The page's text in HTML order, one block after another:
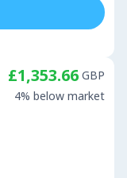
£1,353.66 GBP
4% below market